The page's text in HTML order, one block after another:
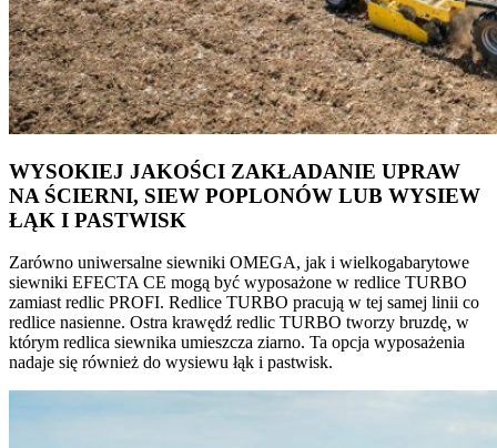
WYSOKIEJ JAKOŚCI ZAKŁADANIE UPRAW
NA ŚCIERNI, SIEW POPLONÓW LUB WYSIEW
ŁĄK I PASTWISK
Zarówno uniwersalne siewniki OMEGA, jak i wielkogabarytowe
siewniki EFECTA CE mogą być wyposażone w redlice TURBO
zamiast redlic PROFI. Redlice TURBO pracują w tej samej linii co
redlice nasienne. Ostra krawędź redlic TURBO tworzy bruzdę, w
którym redlica siewnika umieszcza ziarno. Ta opcja wyposażenia
nadaje się również do wysiewu łąk i pastwisk.